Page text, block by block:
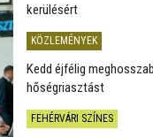
kerülésért
KÖZLEMÉNYEK
Kedd éjfélig
hőségriasztást
FEHÉRVÁRI SZÍNES